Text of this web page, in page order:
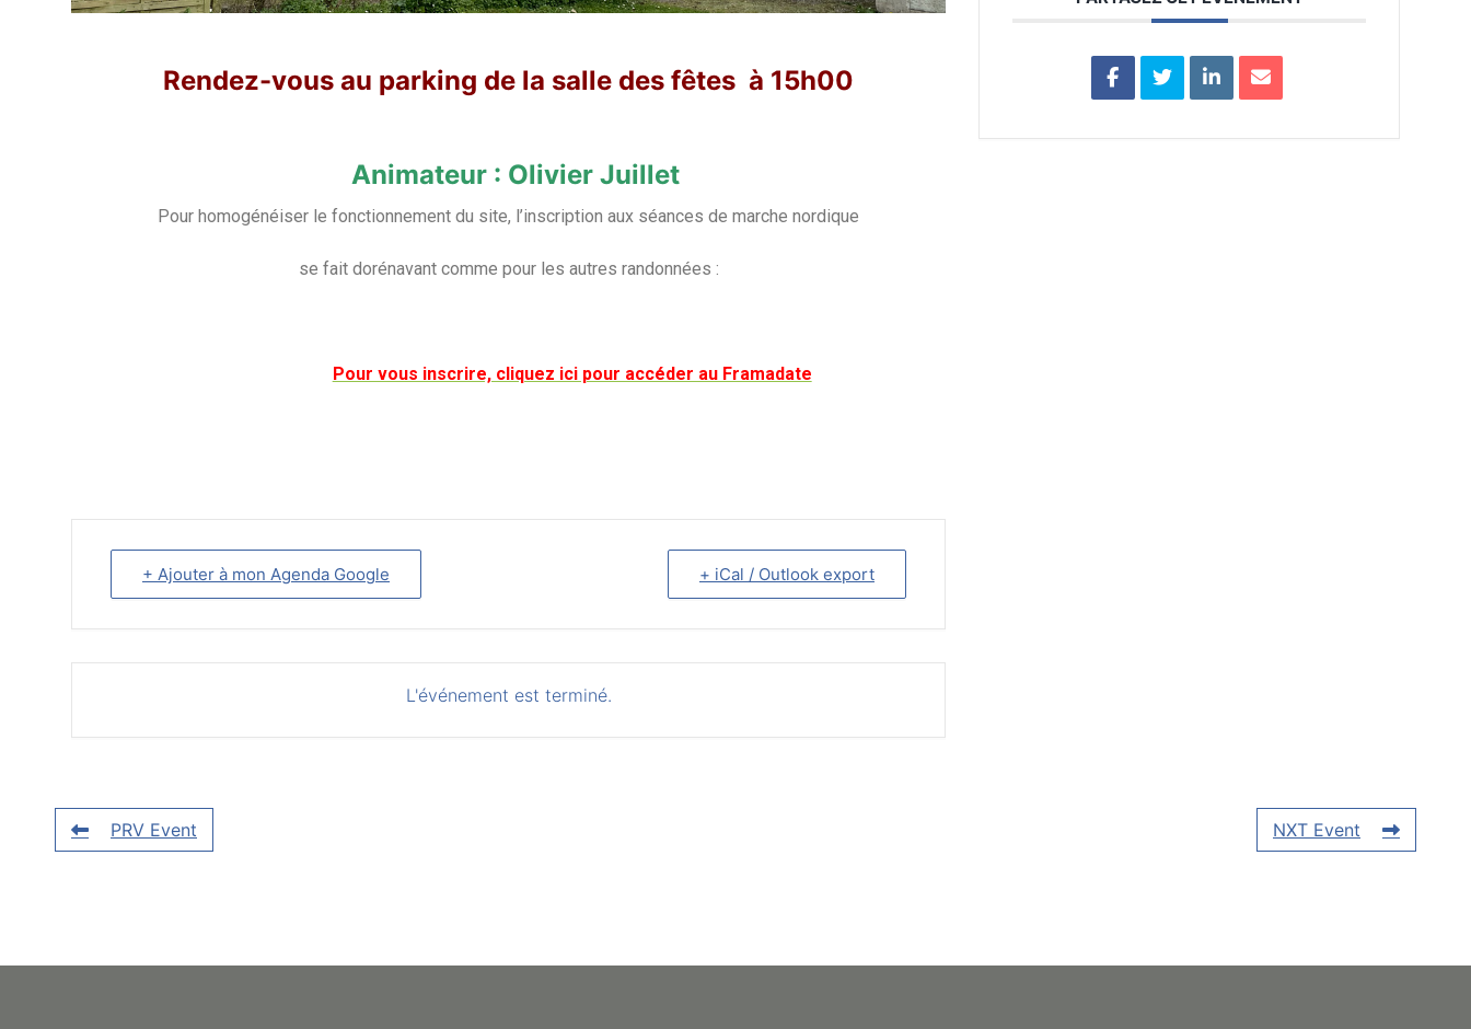
Rendez-vous au parking de la salle des fêtes à 15h00
Animateur : Olivier Juillet
Pour homogénéiser le fonctionnement du site, l’inscription aux séances de marche nordique
se fait dorénavant comme pour les autres randonnées :
Pour vous inscrire, cliquez ici pour accéder au Framadate
+ Ajouter à mon Agenda Google + iCal / Outlook export
L'événement est terminé.
PRV Event NXT Event